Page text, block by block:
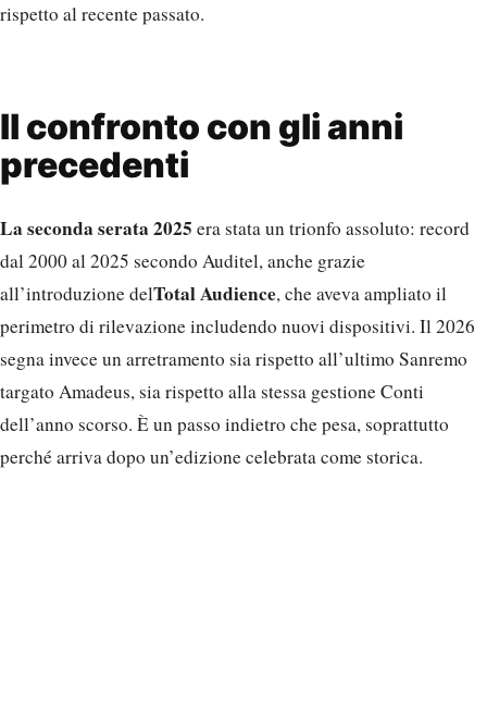
rispetto al recente passato.
Il confronto con gli anni
precedenti
La seconda serata 2025 era stata un trionfo assoluto: record
dal 2000 al 2025 secondo Auditel, anche grazie
all’introduzione delTotal Audience, che aveva ampliato il
perimetro di rilevazione includendo nuovi dispositivi. Il 2026
segna invece un arretramento sia rispetto all’ultimo Sanremo
targato Amadeus, sia rispetto alla stessa gestione Conti
dell’anno scorso. È un passo indietro che pesa, soprattutto
perché arriva dopo un’edizione celebrata come storica.